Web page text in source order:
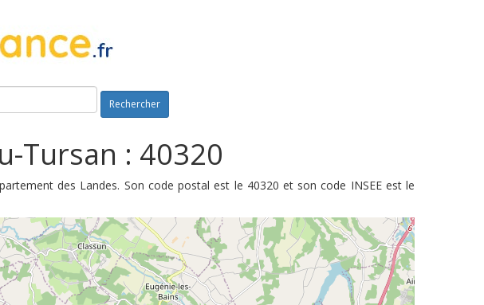
Rechercher
Tursan : 40320
des Landes. Son code postal est le 40320 et son code INSEE est le